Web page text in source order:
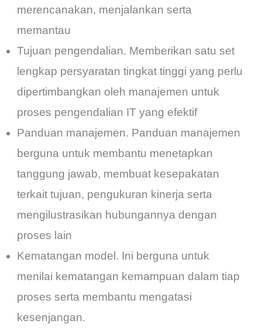
merencanakan, menjalankan serta
memantau
Tujuan pengendalian. Memberikan satu set
lengkap persyaratan tingkat tinggi yang perlu
dipertimbangkan oleh manajemen untuk
proses pengendalian IT yang efektif
Panduan manajemen. Panduan manajemen
berguna untuk membantu menetapkan
tanggung jawab, membuat kesepakatan
terkait tujuan, pengukuran kinerja serta
mengilustrasikan hubungannya dengan
proses lain
Kematangan model. Ini berguna untuk
menilai kematangan kemampuan dalam tiap
proses serta membantu mengatasi
kesenjangan.